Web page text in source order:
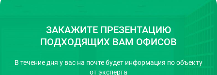
ЗАКАЖИТЕ ПРЕЗЕНТАЦИЮ
ПОДХОДЯЩИХ ВАМ ОФИСОВ
В течение дня у вас на почтебудет информация по объекту
от эксперта